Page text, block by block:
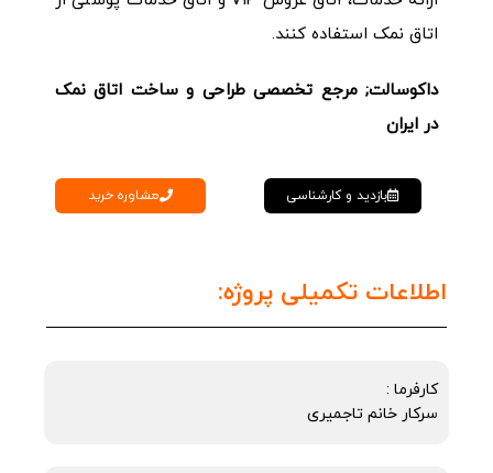
اتاق نمک استفاده کنند.
داکوسالت; مرجع تخصصی طراحی و ساخت اتاق نمک
در ایران
بازدید و کارشناسی مشاوره خرید
اطلاعات تکمیلی پروژه:
کارفرما :
سرکار خانم تاجمیری